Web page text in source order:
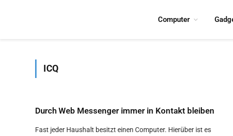
Computer
ICQ
Durch Web Messenger immer in Kontakt bleiben
Fast jeder Haushalt besitzt einen Computer. Hierüber ist es